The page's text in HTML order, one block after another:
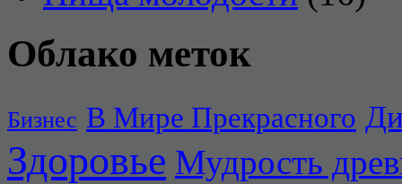
Облако меток
Бизнес В Мире Прекрасного
Здоровье Мудрость